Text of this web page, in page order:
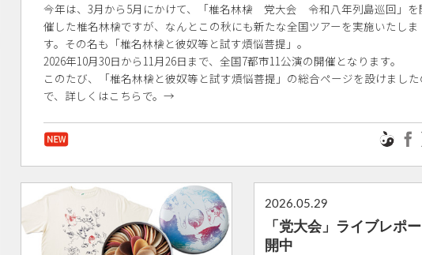
今年は、3月から5月にかけて、「椎名林檎 党大会 令和八年列島巡回」を
催した椎名林檎ですが、なんとこの秋にも新たな全国ツアーを実施いたしま
す。その名も「椎名林檎と彼奴等と試す煩悩菩提」。
2026年10月30日から11月26日まで、全国7都市11公演の開催となります。
このたび、「椎名林檎と彼奴等と試す煩悩菩提」の総合ページを設けました
で、詳しくはこちらで。→
2026.05.29
「党大会」ライブレポ
開中